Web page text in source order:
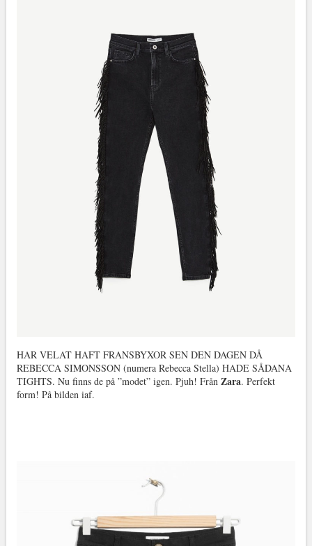
HAR VELAT HAFT FRANSBYXOR SEN DEN DAGEN DÅ
REBECCA SIMONSSON (numera Rebecca Stella) HADE SÅDANA
TIGHTS. Nu finns de på ”modet” igen. Pjuh! Från Zara. Perfekt
form! På bilden iaf.